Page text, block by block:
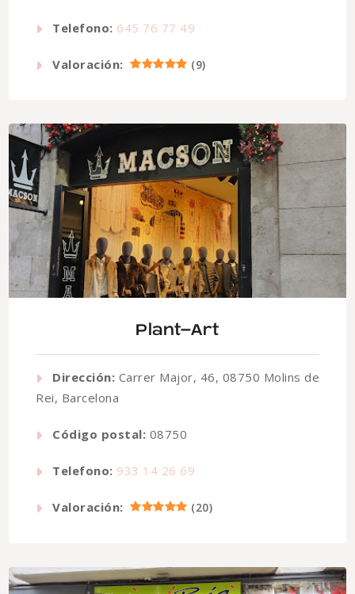
Telefono: 645 76 77 49
Valoración: (9)
Plant-Art
Dirección: Carrer Major, 46, 08750 Molins de
Rei, Barcelona
Código postal: 08750
Telefono: 933 14 26 69
Valoración: (20)